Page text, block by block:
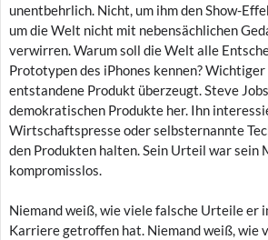
unentbehrlich. Nicht, um ihm den Show-
um die Welt nicht mit nebensächlichen
verwirren. Warum soll die Welt alle
Prototypen des iPhones kennen? Wichtiger
entstandene Produkt überzeugt. Steve
demokratischen Produkte her. Ihn
Wirtschaftspresse oder selbsternannte
den Produkten halten. Sein Urteil war sein
kompromisslos.
Niemand weiß, wie viele falsche Urteile er
Karriere getroffen hat. Niemand weiß, wie